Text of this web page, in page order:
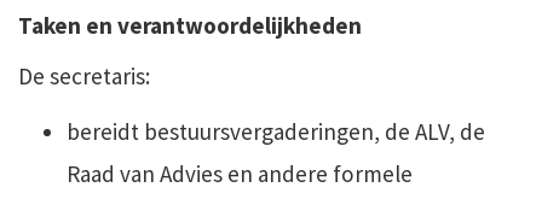
Taken en verantwoordelijkheden
De secretaris:
bereidt bestuursvergaderingen, de ALV, de
Raad van Advies en andere formele